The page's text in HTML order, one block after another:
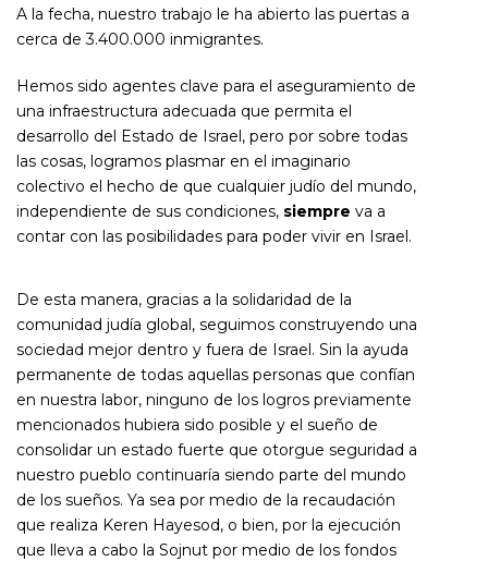
A la fecha, nuestro trabajo le ha abierto las puertas a
cerca de 3.400.000 inmigrantes.
Hemos sido agentes clave para el aseguramiento de
una infraestructura adecuada que permita el
desarrollo del Estado de Israel, pero por sobre todas
las cosas, logramos plasmar en el imaginario
colectivo el hecho de que cualquier judío del mundo,
independiente de sus condiciones, siempre va a
contar con las posibilidades para poder vivir en Israel.
De esta manera, gracias a la solidaridad de la
comunidad judía global, seguimos construyendo una
sociedad mejor dentro y fuera de Israel. Sin la ayuda
permanente de todas aquellas personas que confían
en nuestra labor, ninguno de los logros previamente
mencionados hubiera sido posible y el sueño de
consolidar un estado fuerte que otorgue seguridad a
nuestro pueblo continuaría siendo parte del mundo
de los sueños. Ya sea por medio de la recaudación
que realiza Keren Hayesod, o bien, por la ejecución
que lleva a cabo la Sojnut por medio de los fondos